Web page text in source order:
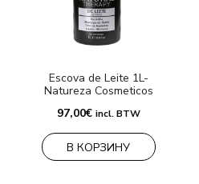
Escova de Leite 1L-
Natureza Cosmeticos
97,00€ incl. BTW
В КОРЗИНУ